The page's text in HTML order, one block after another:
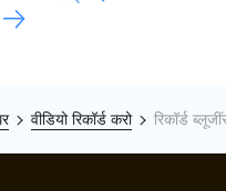
वीडियो रिकॉर्ड करो रिकॉर्ड